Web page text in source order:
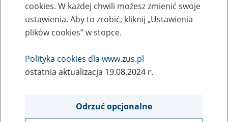
Zaproś ZUS do siebie - zakładanie profili
eZUS w siedzibie Twojej firmy
Rodzaj wydarzenia
Szkolenia
obsługa klientów
cookies. W każdej chwili możesz zmienić swoje
ustawienia. Aby to zrobić, kliknij „Ustawienia
plików cookies” w stopce.
Polityka cookies dla www.zus.pl
ostatnia aktualizacja 19.08.2024 r.
Odrzuć opcjonalne